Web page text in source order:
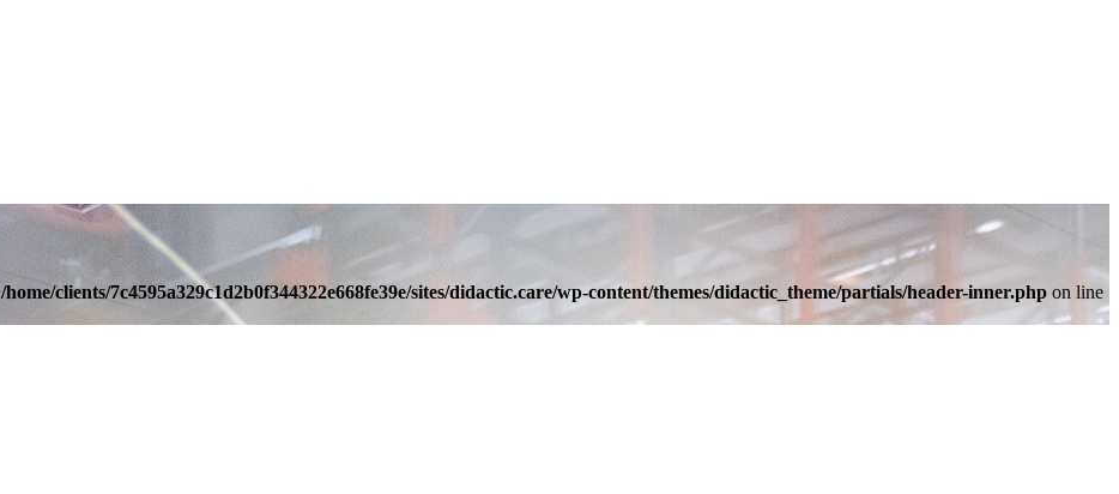
/home/clients/7c4595a329c1d2b0f344322e668fe39e/sites/didactic.care/wp-content/themes/didactic_theme/partials/header-inner.php on line